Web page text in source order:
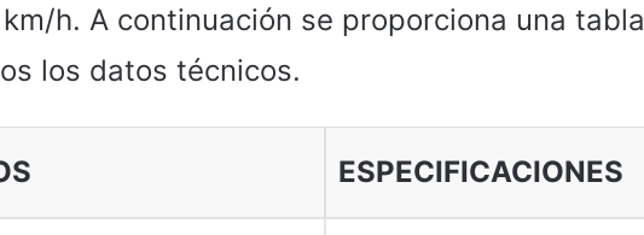
h. A continuación se proporciona una tabla
los datos técnicos.
ESPECIFICACIONES